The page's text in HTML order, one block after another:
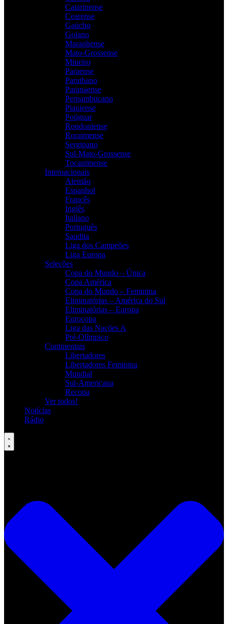
Catarinense
Cearense
Gaúcho
Goiano
Maranhense
Mato-Grossense
Mineiro
Paraense
Paraibano
Paranaense
Pernambucano
Piauiense
Potiguar
Rondoniense
Roraimense
Sergipano
Sul-Mato-Grossense
Tocantinense
Internacionais
Alemão
Espanhol
Francês
Inglês
Italiano
Português
Saudita
Liga dos Campeões
Liga Europa
Seleções
Copa do Mundo – Única
Copa América
Copa do Mundo – Feminina
Eliminatórias – América do Sul
Eliminatórias – Europa
Eurocopa
Liga das Nações A
Pré-Olímpico
Continentais
Libertadores
Libertadores Feminina
Mundial
Sul-Americana
Recopa
Ver todos!
Notícias
Rádio